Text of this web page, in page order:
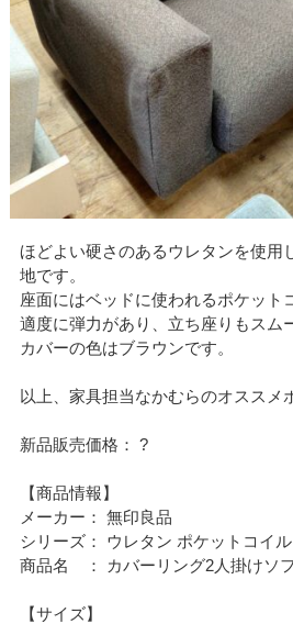
ほどよい硬さのあるウレタンを使用
地です。
座面にはベッドに使われるポケット
適度に弾力があり、立ち座りもスム
カバーの色はブラウンです。
以上、家具担当なかむらのオススメ
新品販売価格： ?
【商品情報】
メーカー： 無印良品
シリーズ： ウレタン ポケットコイル
商品名 ： カバーリング2人掛けソ
【サイズ】